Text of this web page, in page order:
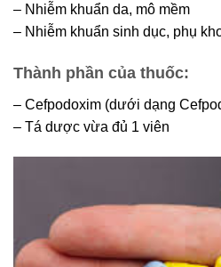
– Nhiễm khuẩn da, mô mềm
– Nhiễm khuẩn sinh dục, phụ
Thành phần của thuốc:
– Cefpodoxim (dưới dạng
– Tá dược vừa đủ 1 viên